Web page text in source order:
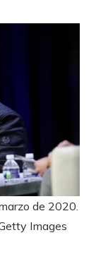
de 2020.
Images